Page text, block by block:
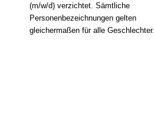
(m/w/d) verzichtet. Sämtliche
Personenbezeichnungen gelten
gleichermaßen für alle Geschlechter.